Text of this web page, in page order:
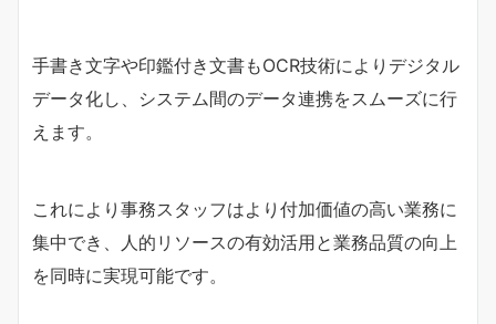
手書き文字や印鑑付き文書もOCR技術によりデジタル
データ化し、システム間のデータ連携をスムーズに行
えます。
これにより事務スタッフはより付加価値の高い業務に
集中でき、人的リソースの有効活用と業務品質の向上
を同時に実現可能です。